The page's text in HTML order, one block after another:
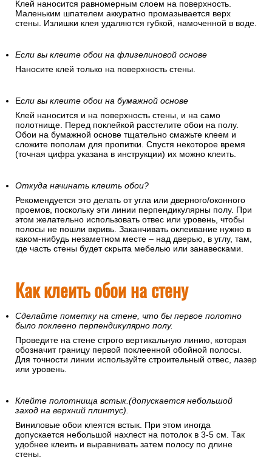
Клей наносится равномерным слоем на поверхность.
Маленьким шпателем аккуратно промазывается верх
стены. Излишки клея удаляются губкой, намоченной в воде.
Если вы клеите обои на флизелиновой основе
Наносите клей только на поверхность стены.
Если вы клеите обои на бумажной основе
Клей наносится и на поверхность стены, и на само
полотнище. Перед поклейкой расстелите обои на полу.
Обои на бумажной основе тщательно смажьте клеем и
сложите пополам для пропитки. Спустя некоторое время
(точная цифра указана в инструкции) их можно клеить.
Откуда начинать клеить обои?
Рекомендуется это делать от угла или дверного/оконного
проемов, поскольку эти линии перпендикулярны полу. При
этом желательно использовать отвес или уровень, чтобы
полосы не пошли вкривь. Заканчивать оклеивание нужно в
каком-нибудь незаметном месте – над дверью, в углу, там,
где часть стены будет скрыта мебелью или занавесками.
Как клеить обои на стену
Сделайте пометку на стене, что бы первое полотно
было поклеено перпендикулярно полу.
Проведите на стене строго вертикальную линию, которая
обозначит границу первой поклеенной обойной полосы.
Для точности линии используйте строительный отвес, лазер
или уровень.
Клейте полотнища встык.(допускается небольшой
заход на верхний плинтус).
Виниловые обои клеятся встык. При этом иногда
допускается небольшой нахлест на потолок в 3-5 см. Так
удобнее клеить и выравнивать затем полосу по длине
стены.